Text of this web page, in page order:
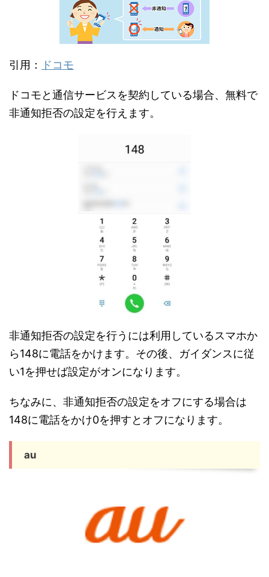
引用： ドコモ
ドコモと通信サービスを契約している場合、無料で
非通知拒否の設定を行えます。
非通知拒否の設定を行うには利用しているスマホか
ら148に電話をかけます。その後、ガイダンスに従
い1を押せば設定がオンになります。
ちなみに、非通知拒否の設定をオフにする場合は
148に電話をかけ0を押すとオフになります。
au